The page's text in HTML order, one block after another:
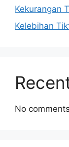
Kekurangan
Kelebihan
No